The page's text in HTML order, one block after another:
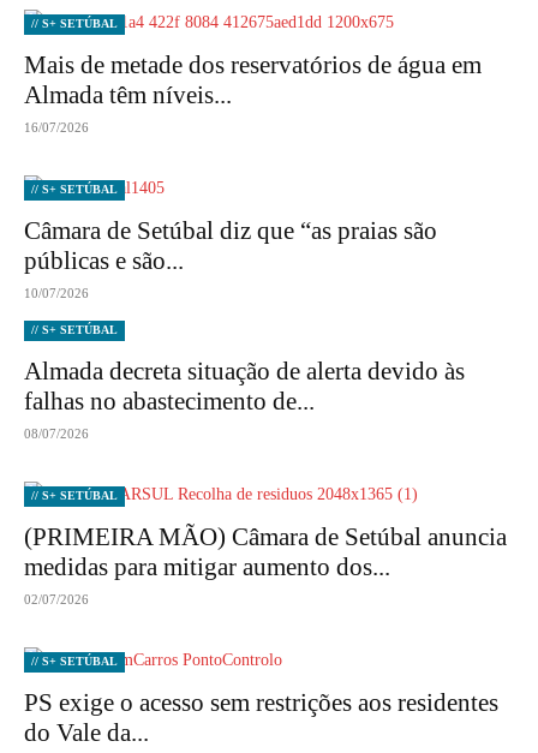
// S+ SETÚBAL
Mais de metade dos reservatórios de água em
Almada têm níveis...
16/07/2026
// S+ SETÚBAL
Câmara de Setúbal diz que “as praias são
públicas e são...
10/07/2026
// S+ SETÚBAL
Almada decreta situação de alerta devido às
falhas no abastecimento de...
08/07/2026
// S+ SETÚBAL
(PRIMEIRA MÃO) Câmara de Setúbal anuncia
medidas para mitigar aumento dos...
02/07/2026
// S+ SETÚBAL
PS exige o acesso sem restrições aos residentes
do Vale da...